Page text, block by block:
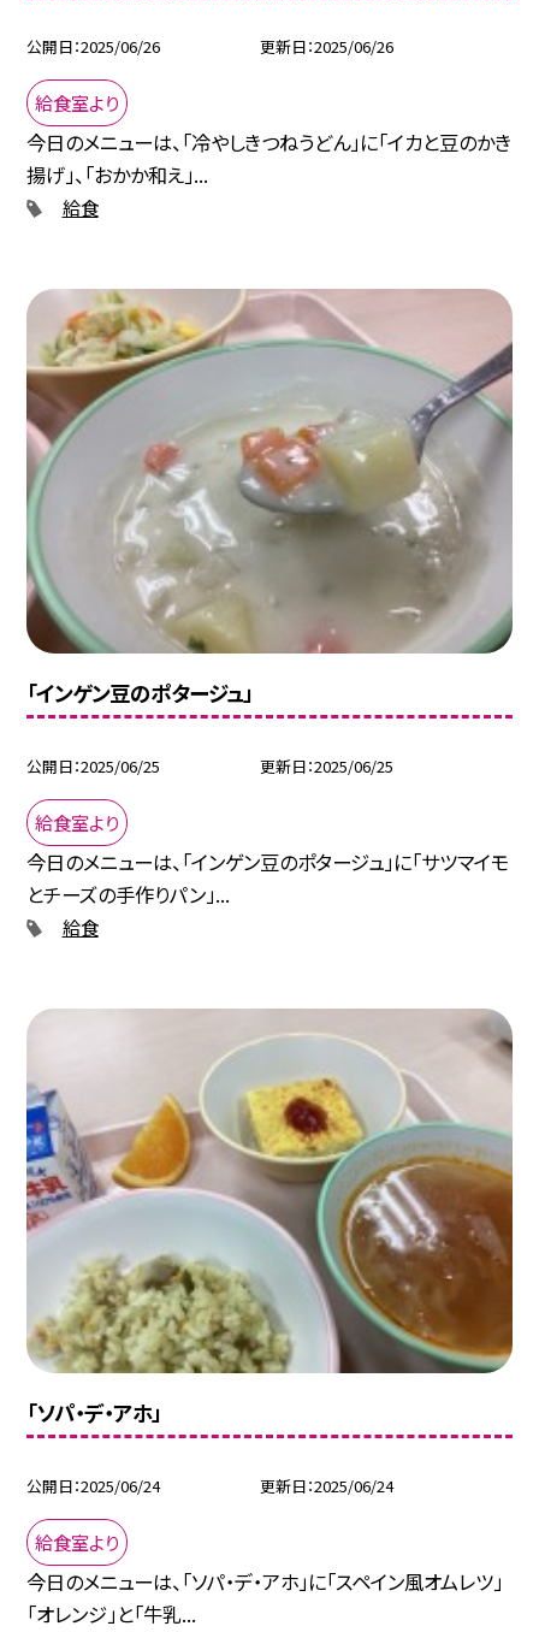
公開日 2025/06/26 更新日 2025/06/26
給食室より
今日のメニューは、「冷やしきつねうどん」に「イカと豆のかき
揚げ」、「おかか和え」...
給食
「インゲン豆のポタージュ」
公開日 2025/06/25 更新日 2025/06/25
給食室より
今日のメニューは、「インゲン豆のポタージュ」に「サツマイモ
とチーズの手作りパン」...
給食
「ソパ・デ・アホ」
公開日 2025/06/24 更新日 2025/06/24
給食室より
今日のメニューは、「ソパ・デ・アホ」に「スペイン風オムレツ」
「オレンジ」と「牛乳...